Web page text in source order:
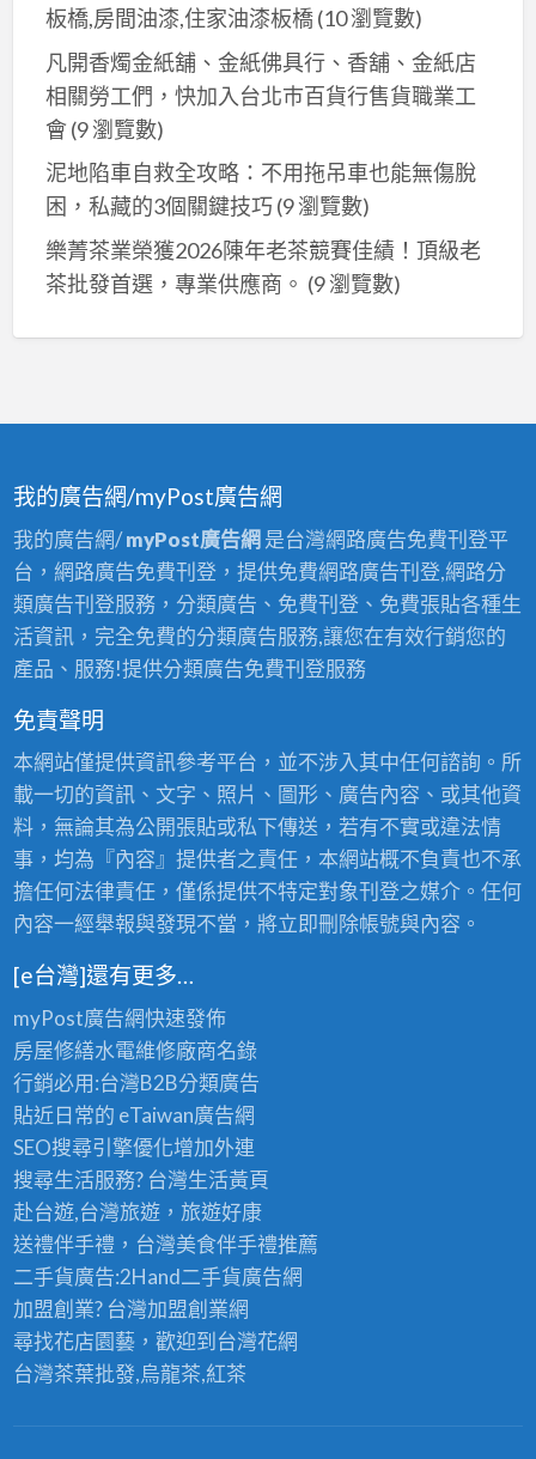
板橋,房間油漆,住家油漆板橋(10 瀏覽數)
凡開香燭金紙舖、金紙佛具行、香舖、金紙店
相關勞工們，快加入台北巿百貨行售貨職業工
會 (9 瀏覽數)
泥地陷車自救全攻略：不用拖吊車也能無傷脫
困，私藏的3個關鍵技巧(9 瀏覽數)
樂菁茶業榮獲2026陳年老茶競賽佳績！頂級老
茶批發首選，專業供應商。 (9 瀏覽數)
我的廣告網/myPost廣告網
我的廣告網/myPost廣告網是台灣網路廣告免費刊登平
台，網路廣告免費刊登，提供免費網路廣告刊登,網路分
類廣告刊登服務，分類廣告、免費刊登、免費張貼各種生
活資訊，完全免費的分類廣告服務,讓您在有效行銷您的
產品、服務!提供分類廣告免費刊登服務
免責聲明
本網站僅提供資訊參考平台，並不涉入其中任何諮詢。所
載一切的資訊、文字、照片、圖形、廣告內容、或其他資
料，無論其為公開張貼或私下傳送，若有不實或違法情
事，均為『內容』提供者之責任，本網站概不負責也不承
擔任何法律責任，僅係提供不特定對象刊登之媒介。任何
內容一經舉報與發現不當，將立即刪除帳號與內容。
[e台灣]還有更多…
myPost廣告網快速發佈
房屋修繕水電維修廠商名錄
行銷必用:台灣B2B分類廣告
貼近日常的 eTaiwan廣告網
SEO搜尋引擎優化增加外連
搜尋生活服務? 台灣生活黃頁
赴台遊,台灣旅遊，旅遊好康
送禮伴手禮，台灣美食伴手禮推薦
二手貨廣告:2Hand二手貨廣告網
加盟創業? 台灣加盟創業網
尋找花店園藝，歡迎到台灣花網
台灣茶葉批發,烏龍茶,紅茶